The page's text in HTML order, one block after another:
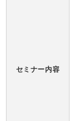
セミナー内容